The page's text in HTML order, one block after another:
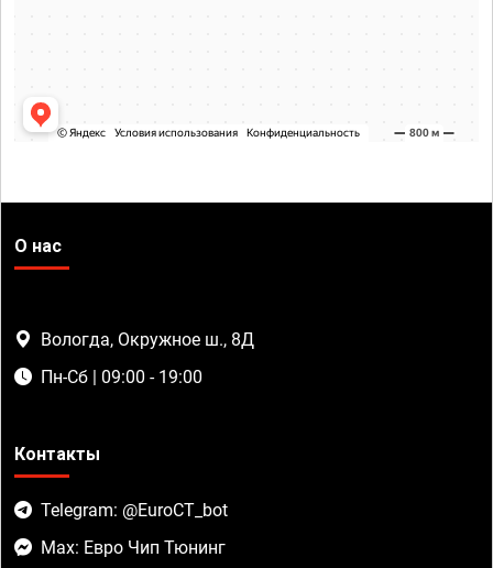
О нас
Вологда, Окружное ш., 8Д
Пн-Сб | 09:00 - 19:00
Контакты
Telegram: @EuroCT_bot
Max: Евро Чип Тюнинг